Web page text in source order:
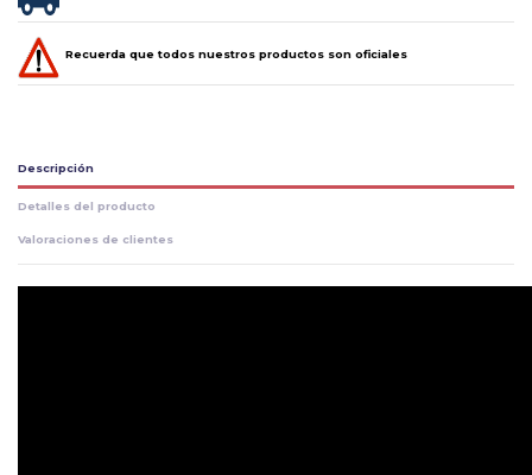
Recuerda que todos nuestros productos son oficiales
Descripción
Detalles del producto
Valoraciones de clientes